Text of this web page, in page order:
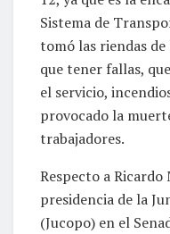
Sistema de
tomó las riendas de
que tener fallas,
el servicio,
provocado la
trabajadores.
Respecto a
presidencia de la
(Jucopo) en el